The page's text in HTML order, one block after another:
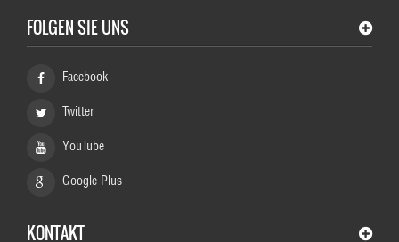
FOLGEN SIE UNS
Facebook
Twitter
YouTube
Google Plus
KONTAKT